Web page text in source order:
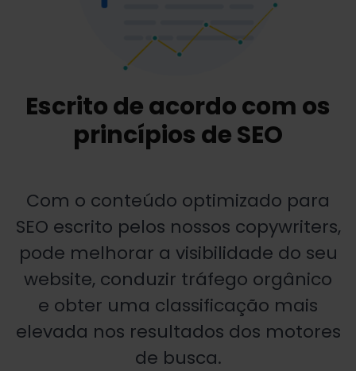
Escrito de acordo com os
princípios de SEO
Com o conteúdo optimizado para
SEO escrito pelos nossos copywriters,
pode melhorar a visibilidade do seu
website, conduzir tráfego orgânico
e obter uma classificação mais
elevada nos resultados dos motores
de busca.